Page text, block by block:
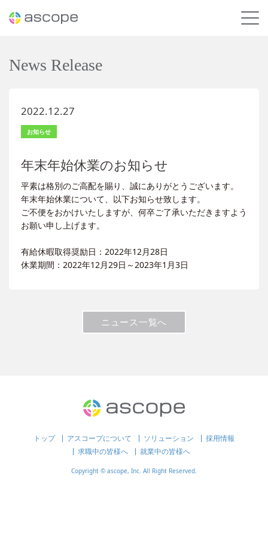
News Release
2022.12.27
お知らせ
年末年始休業のお知らせ
平素は格別のご高配を賜り、誠にありがとうございます。
年末年始休業について、以下お知らせ致します。
ご不便をおかけいたしますが、何卒ご了承いただきますよう
お願い申し上げます。
有給休暇取得奨励日：2022年12月28日
休業期間：2022年12月29日～2023年1月3日
ニュース一覧へ
トップ アスコープについて ソリューション
採用情報
求職中の皆様へ
就業中の皆様へ
Copyright © ascope, Inc. All Right Reserved.